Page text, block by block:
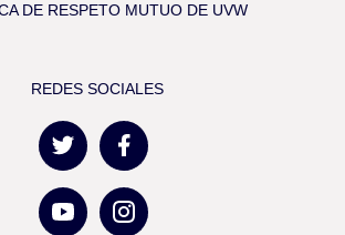
DE RESPETO MUTUO DE UVW
REDES SOCIALES